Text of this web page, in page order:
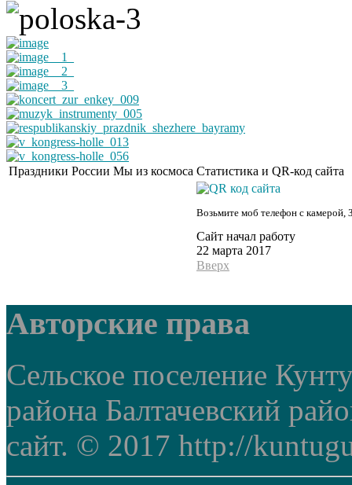
Праздники России Мы из космоса Статистика и QR-код сайта
Возьмите моб телефон с камерой,
Сайт начал работу
22 марта 2017
Вверх
Авторские права
Сельское поселение
района Балтачевский
сайт. © 2017 http://